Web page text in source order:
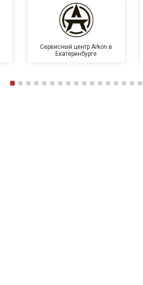
Сервисный центр Arkon в
Екатеринбурге